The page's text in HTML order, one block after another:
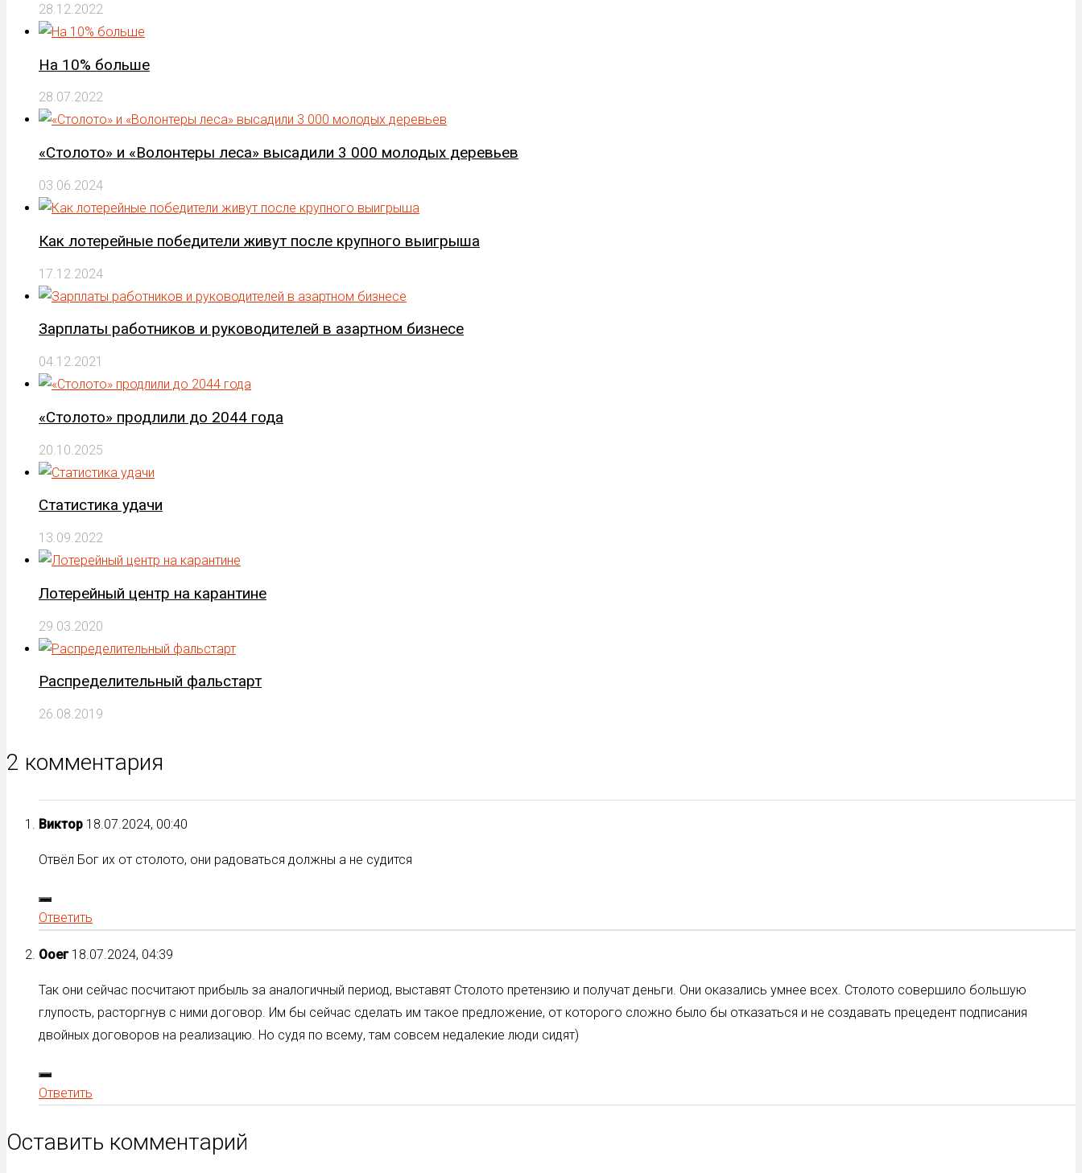
28.12.2022
На 10% больше
28.07.2022
«Столото» и «Волонтеры леса» высадили 3 000 молодых деревьев
03.06.2024
Как лотерейные победители живут после крупного выигрыша
17.12.2024
Зарплаты работников и руководителей в азартном бизнесе
04.12.2021
«Столото» продлили до 2044 года
20.10.2025
Статистика удачи
13.09.2022
Лотерейный центр на карантине
29.03.2020
Распределительный фальстарт
26.08.2019
2 комментария
Виктор 18.07.2024, 00:40
Отвёл Бог их от столото, они радоваться должны а не судится
Ответить
Ооег 18.07.2024, 04:39
Так они сейчас посчитают прибыль за аналогичный период, выставят Столото претензию и получат деньги. Они оказались умнее всех. Столото совершило большую
глупость, расторгнув с ними договор. Им бы сейчас сделать им такое предложение, от которого сложно было бы отказаться и не создавать прецедент подписания
двойных договоров на реализацию. Но судя по всему, там совсем недалекие люди сидят)
Ответить
Оставить комментарий